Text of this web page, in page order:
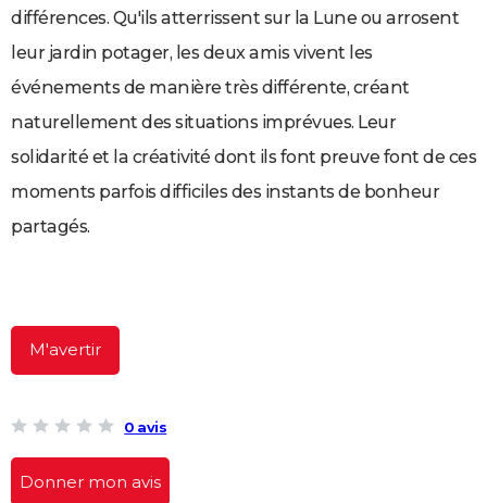
Destinations
City break
Voyage nature
Voyage de noces
Forum
Climat
+
PHOTO
BONS PLANS
CARTE DE VOEUX
Carte de Noël
Carte Bonne année
Carte Saint-Valentin
Carte Pâques
Carte d'anniversaire
DICTIONNAIRE
Dictionnaire
Biographies
Citations
Expressions
Proverbes
S'inscrire
Se connecter
Lycées
Collèges
Primaires
Universités
Entreprises
Service militaire
Avis de recherche
FORUM
Bricolage
Lifestyle
Culture
Sport
Auto
Television
Voyage
Cinema
différences. Qu'ils atterrissent sur la Lune ou arrosent
leur jardin potager, les deux amis vivent les
événements de manière très différente, créant
naturellement des situations imprévues. Leur
solidarité et la créativité dont ils font preuve font de ces
moments parfois difficiles des instants de bonheur
partagés.
M'avertir
0 avis
Donner mon avis